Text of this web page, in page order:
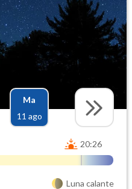
Ma
11 ago
20:26
Luna calante